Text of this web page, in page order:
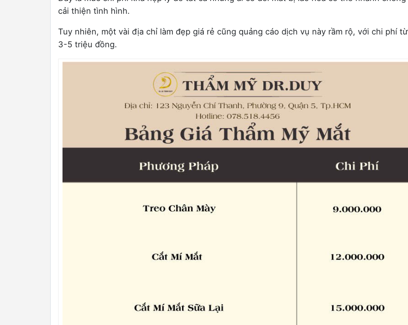
cải thiện tình hình.
Tuy nhiên, một vài địa chỉ làm đẹp giá rẻ cũng quảng cáo dịch vụ này rầm rộ, với chi phí từ
3-5 triệu đồng.